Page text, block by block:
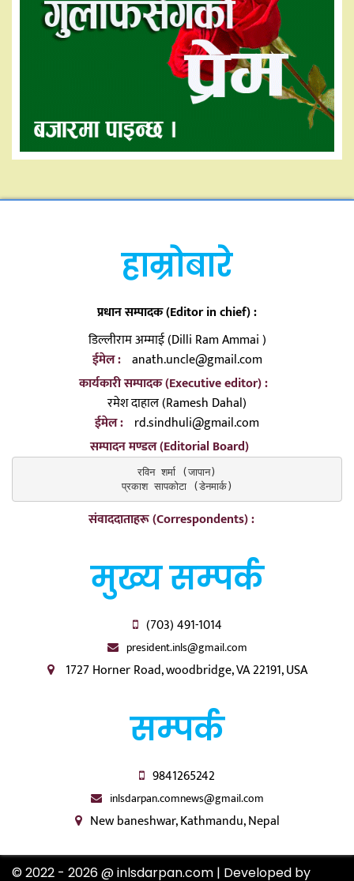
हाम्रोबारे
प्रधान सम्पादक (Editor in chief) :
डिल्लीराम अम्माई (Dilli Ram Ammai )
ईमेल : anath.uncle@gmail.com
कार्यकारी सम्पादक (Executive editor) :
रमेश दाहाल (Ramesh Dahal)
ईमेल : rd.sindhuli@gmail.com
सम्पादन मण्डल (Editorial Board)
रविन शर्मा (जापान)
प्रकाश सापकोटा (डेनमार्क)
संवाददाताहरू (Correspondents) :
मुख्य सम्पर्क
(703) 491-1014
president.inls@gmail.com
1727 Horner Road, woodbridge, VA 22191, USA
सम्पर्क
9841265242
inlsdarpan.comnews@gmail.com
New baneshwar, Kathmandu, Nepal
© 2022 - 2026 @ inlsdarpan.com | Developed by